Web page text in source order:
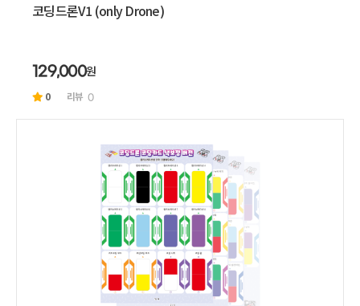
코딩드론V1 (only Drone)
129,000원
0 리뷰 0